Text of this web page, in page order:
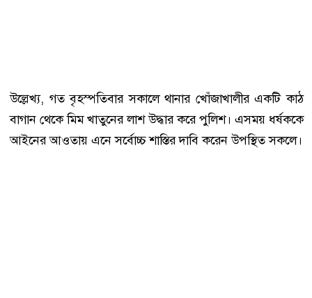
উল্লেখ্য, গত বৃহস্পতিবার সকালে থানার খোঁজাখালীর একটি কাঠ
বাগান থেকে মিম খাতুনের লাশ উদ্ধার করে পুলিশ। এসময় ধর্ষককে
আইনের আওতায় এনে সর্বোচ্চ শাস্তির দাবি করেন উপস্থিত সকলে।